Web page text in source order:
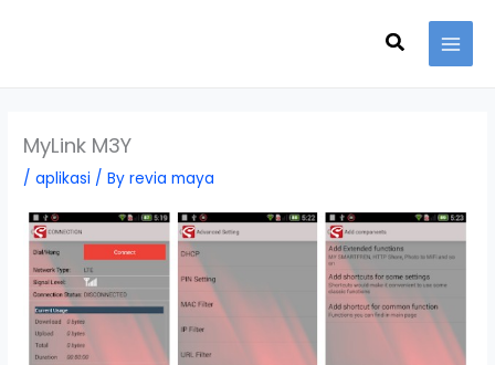
Search
MyLink M3Y
/aplikasi / Byrevia maya